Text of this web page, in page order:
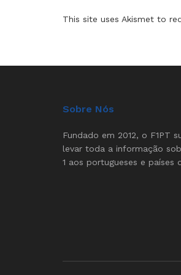
This site uses Akismet to
Sobre Nós
Fundado em 2012, o F1PT
levar toda a informação
1 aos portugueses e países